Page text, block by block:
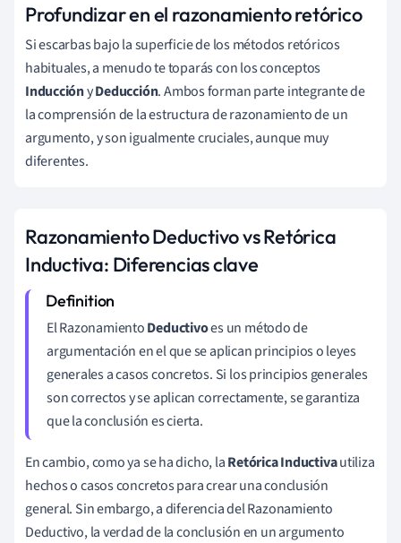
Profundizar en el razonamiento retórico
Si escarbas bajo la superficie de los métodos retóricos
habituales, a menudo te toparás con los conceptos
InducciónyDeducción. Ambos forman parte integrante de
la comprensión de la estructura de razonamiento de un
argumento, y son igualmente cruciales, aunque muy
diferentes.
Razonamiento Deductivo vs Retórica
Inductiva: Diferencias clave
El RazonamientoDeductivoes un método de
argumentación en el que se aplican principios o leyes
generales a casos concretos. Si los principios generales
son correctos y se aplican correctamente, se garantiza
que la conclusión es cierta.
En cambio, como ya se ha dicho, laRetórica Inductivautiliza
hechos o casos concretos para crear una conclusión
general. Sin embargo, a diferencia del Razonamiento
Deductivo, la verdad de la conclusión en un argumento